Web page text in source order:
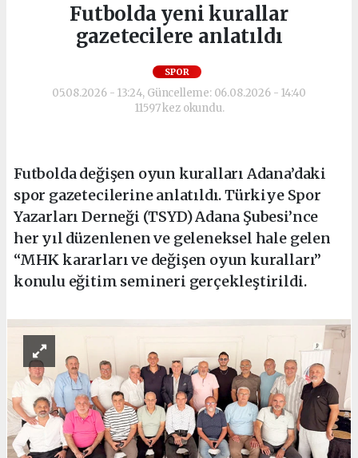
Futbolda yeni kurallar
gazetecilere anlatıldı
SPOR
05.08.2026 - 13:24, Güncelleme: 06.08.2026 - 14:40
11597 kez okundu.
Futbolda değişen oyun kuralları Adana’daki
spor gazetecilerine anlatıldı. Türkiye Spor
Yazarları Derneği (TSYD) Adana Şubesi’nce
her yıl düzenlenen ve geleneksel hale gelen
“MHK kararları ve değişen oyun kuralları”
konulu eğitim semineri gerçekleştirildi.